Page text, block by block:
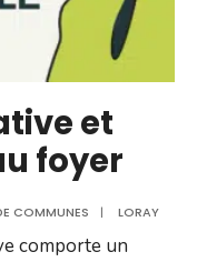
et
foyer
COMMUNES | LORAY
comporte un